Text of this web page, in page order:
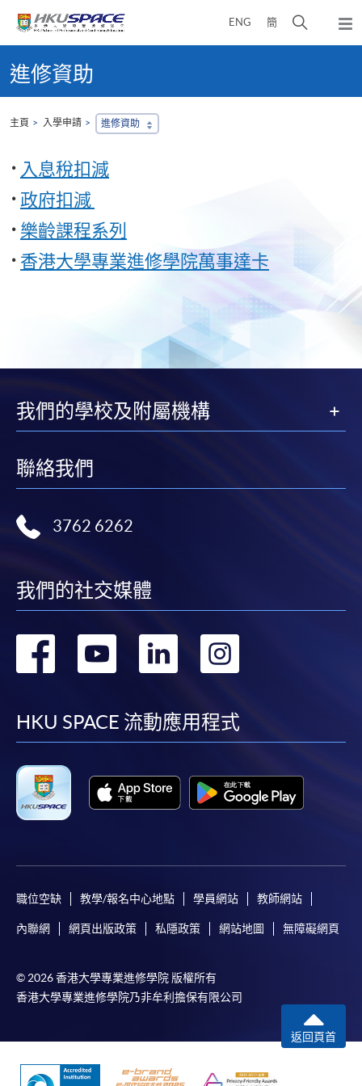
ENG 簡
開
彈
出
單
content
start進修資助
主頁 入學申請 進修資助
入息稅扣減
政府扣減
樂齡課程系列
香港大學專業進修學院萬事達卡
我們的學校及附屬機構
聯絡我們
3762 6262
我們的社交媒體
轉
facebook
轉
youtube
轉
linkedin
轉
HKU SPACE 流動應用程式
職位空缺 教學/報名中心地點 學員網站 教師網站
內聯網 網頁出版政策 私隱政策 網站地圖 無障礙網頁
© 2026 香港大學專業進修學院 版權所有
香港大學專業進修學院乃非牟利擔保有限公司
返回頁首